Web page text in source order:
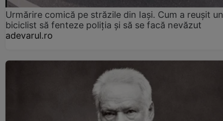
Urmărire comică pe străzile din Iași. Cum a reușit un
biciclist să fenteze poliția și să se facă nevăzut
adevarul.ro